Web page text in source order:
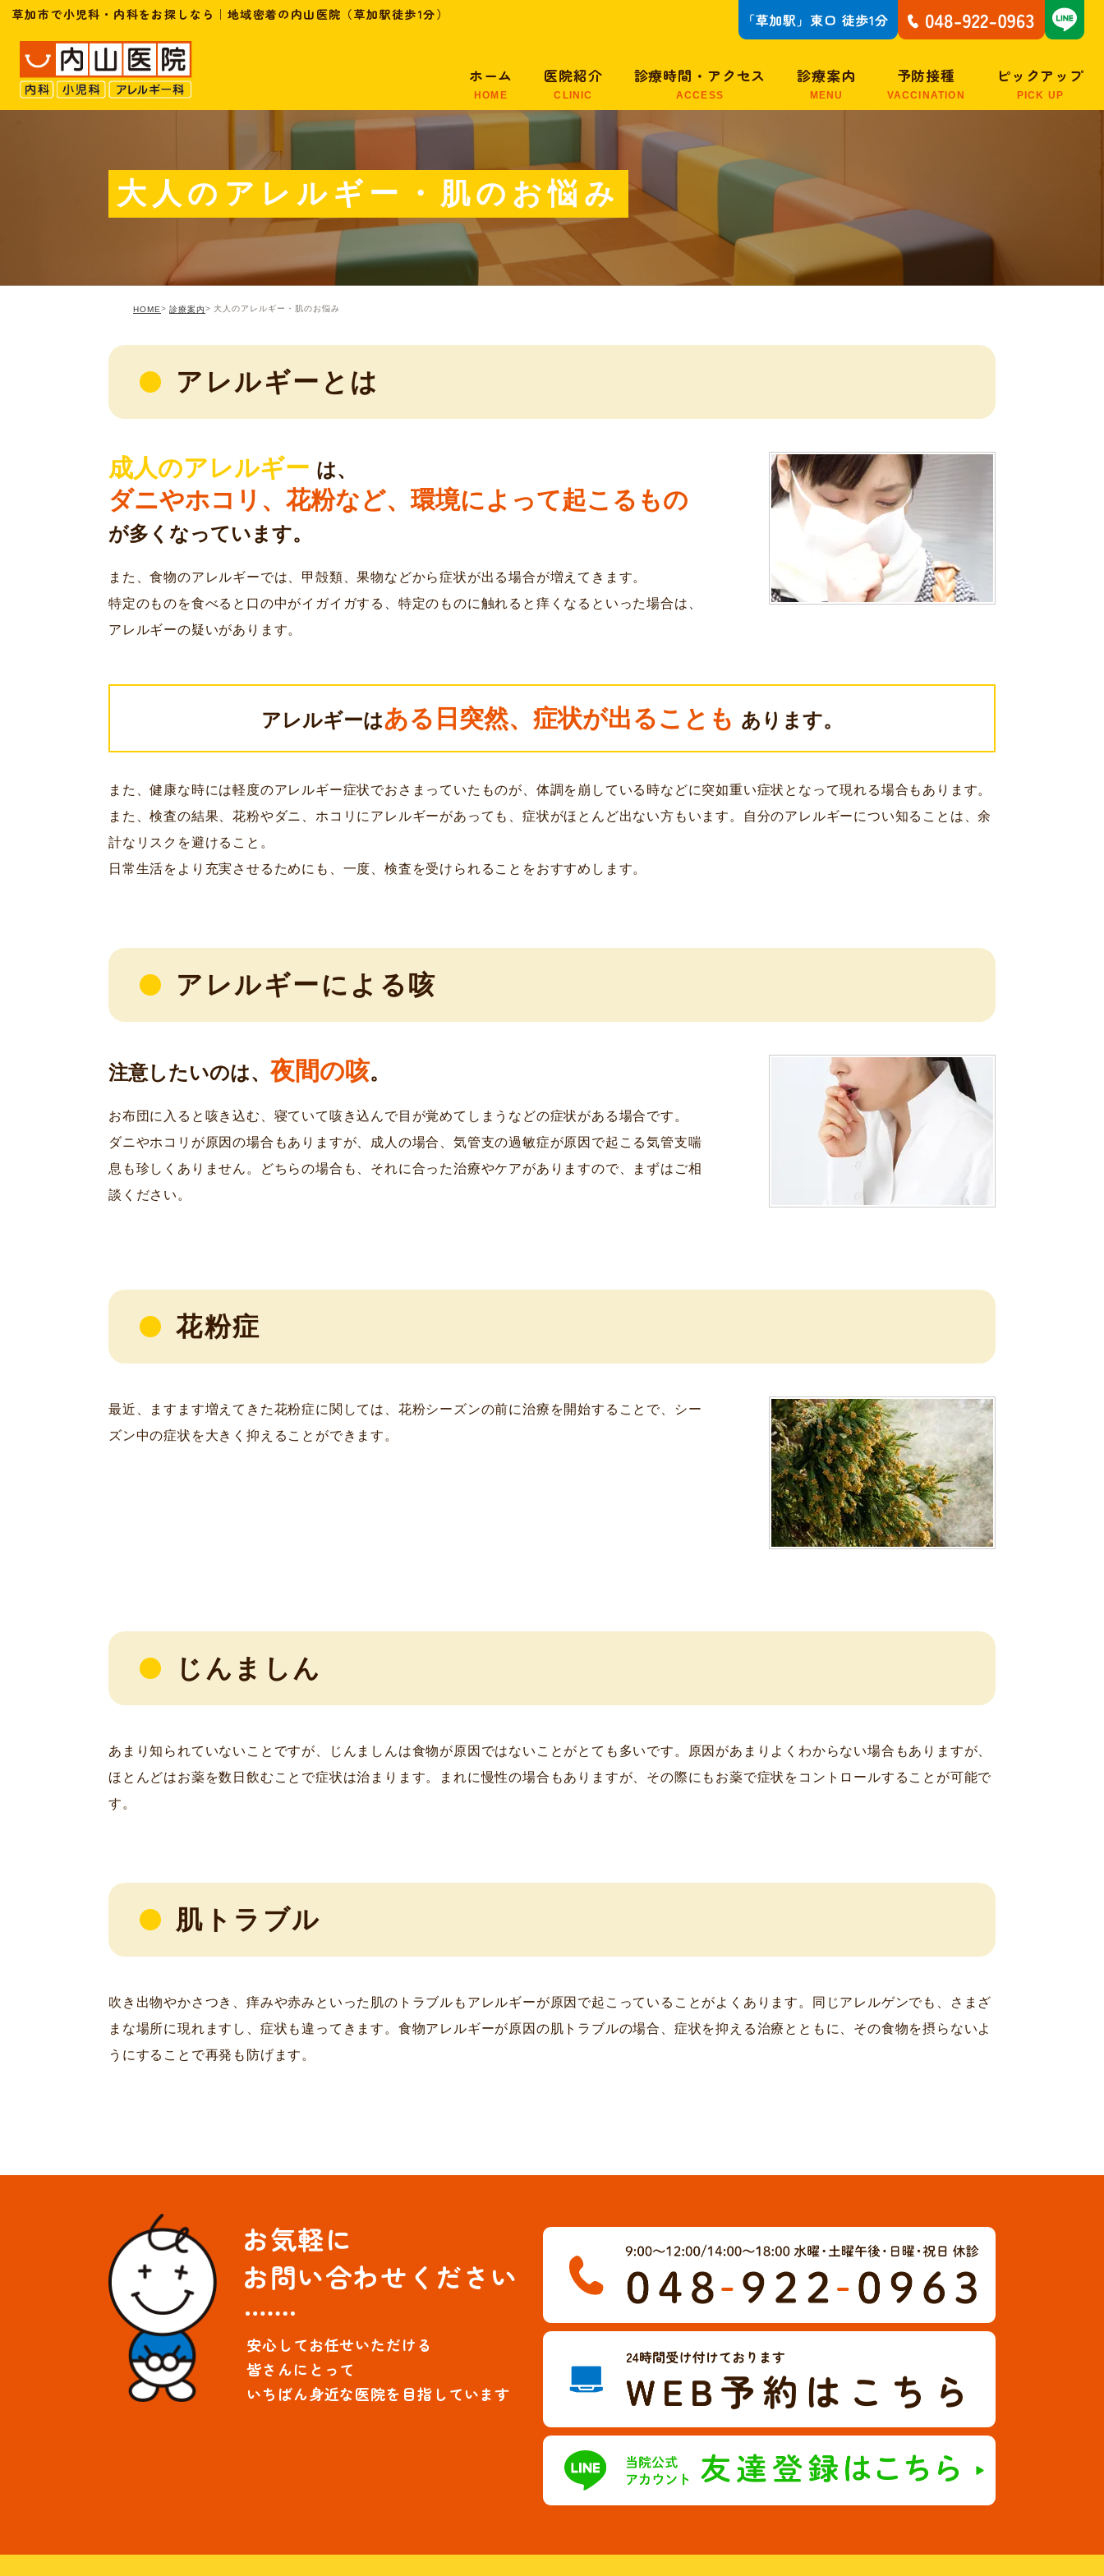
草加市で小児科・内科をお探しなら｜地域密着の内山医院（草加駅徒歩1分）
ホーム
HOME
医院紹介
CLINIC
医院の特徴
診療時間・アクセス
ACCESS
診療案内
MENU
予防接種
VACCINATION
ピックアップ
PICK UP
乳幼児期・小児期・
大人のアレルギー・
大人のアレルギー・肌のお悩み
HOME 診療案内 大人のアレルギー・肌のお悩み
アレルギーとは
成人のアレルギー は、
ダニやホコリ、 花粉など、環境によって起こるもの
が多くなっています。
また、食物のアレルギーでは、甲殻類、果物などから症状が出る場合が増えてきます。
特定のものを食べると口の中がイガイガする、特定のものに触れると痒くなるといった場合は、
アレルギーの疑いがあります。
アレルギーはある日突然、症状が出ることも あります。
また、健康な時には軽度のアレルギー症状でおさまっていたものが、体調を崩している時などに突如重い症状となって現れる場合もあります。
また、検査の結果、花粉やダニ、ホコリにアレルギーがあっても、症状がほとんど出ない方もいます。自分のアレルギーについ知ることは、余
計なリスクを避けること。
日常生活をより充実させるためにも、一度、検査を受けられることをおすすめします。
アレルギーによる咳
注意したいのは、 夜間の咳。
お布団に入ると咳き込む、寝ていて咳き込んで目が覚めてしまうなどの症状がある場合です。
ダニやホコリが原因の場合もありますが、成人の場合、気管支の過敏症が原因で起こる気管支喘
息も珍しくありません。どちらの場合も、それに合った治療やケアがありますので、まずはご相
談ください。
花粉症
最近、ますます増えてきた花粉症に関しては、花粉シーズンの前に治療を開始することで、シー
ズン中の症状を大きく抑えることができます。
じんましん
あまり知られていないことですが、じんましんは食物が原因ではないことがとても多いです。原因があまりよくわからない場合もありますが、
ほとんどはお薬を数日飲むことで症状は治まります。まれに慢性の場合もありますが、その際にもお薬で症状をコントロールすることが可能で
す。
肌トラブル
吹き出物やかさつき、痒みや赤みといった肌のトラブルもアレルギーが原因で起こっていることがよくあります。同じアレルゲンでも、さまざ
まな場所に現れますし、症状も違ってきます。食物アレルギーが原因の肌トラブルの場合、症状を抑える治療とともに、その食物を摂らないよ
うにすることで再発も防げます。
お気軽に
お問い合わせください
安心してお任せいただける
皆さんにとって
いちばん身近な医院を目指しています